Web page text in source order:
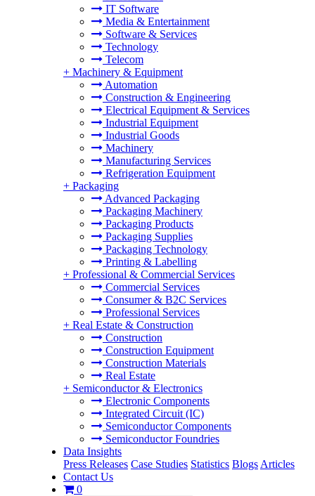
IT Software
Media & Entertainment
Software & Services
Technology
Telecom
+ Machinery & Equipment
Automation
Construction & Engineering
Electrical Equipment & Services
Industrial Equipment
Industrial Goods
Machinery
Manufacturing Services
Refrigeration Equipment
+ Packaging
Advanced Packaging
Packaging Machinery
Packaging Products
Packaging Supplies
Packaging Technology
Printing & Labelling
+ Professional & Commercial Services
Commercial Services
Consumer & B2C Services
Professional Services
+ Real Estate & Construction
Construction
Construction Equipment
Construction Materials
Real Estate
+ Semiconductor & Electronics
Electronic Components
Integrated Circuit (IC)
Semiconductor Components
Semiconductor Foundries
Data Insights
Press Releases Case Studies Statistics Blogs Articles
Contact Us
0